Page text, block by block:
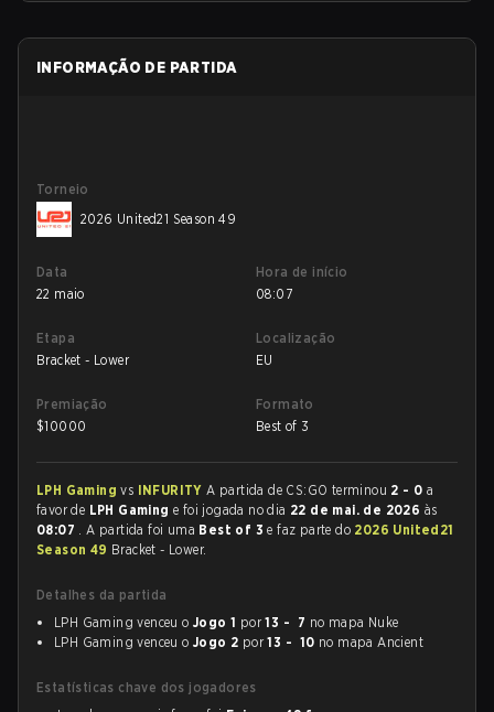
INFORMAÇÃO DE PARTIDA
Torneio
2026 United21 Season 49
Data
22 maio
Hora de início
08:07
Etapa
Bracket - Lower
Localização
EU
Premiação
$10000
Formato
Best of 3
LPH Gamingvs INFURITYA partida de CS:GO terminou 2 - 0 a
favor de LPH Gaminge foi jogada no dia 22 de mai. de 2026 às
08:07 . A partida foi uma Best of 3e faz parte do 2026 United21
Season 49 Bracket - Lower.
Detalhes da partida
LPH Gaming venceu o Jogo 1 por13 - 7 no mapa Nuke
LPH Gaming venceu o Jogo 2 por13 - 10 no mapa Ancient
Estatísticas chave dos jogadores